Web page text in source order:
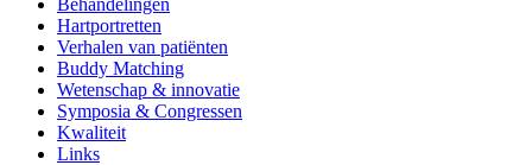
Behandelingen
Hartportretten
Verhalen van patiënten
Buddy Matching
Wetenschap & innovatie
Symposia & Congressen
Kwaliteit
Links